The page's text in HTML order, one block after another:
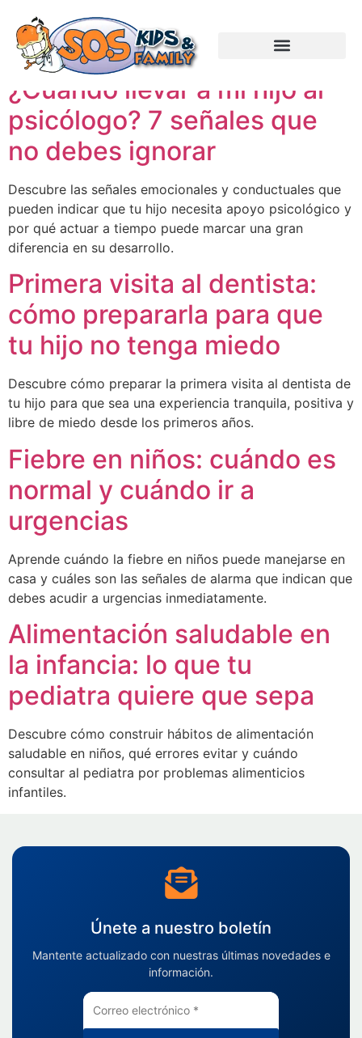
Etiquetas:SOS Kids
¿Cuándo llevar a mi hijo al
psicólogo? 7 señales que
no debes ignorar
Descubre las señales emocionales y conductuales que
pueden indicar que tu hijo necesita apoyo psicológico y
por qué actuar a tiempo puede marcar una gran
diferencia en su desarrollo.
Primera visita al dentista:
cómo prepararla para que
tu hijo no tenga miedo
Descubre cómo preparar la primera visita al dentista de
tu hijo para que sea una experiencia tranquila, positiva y
libre de miedo desde los primeros años.
Fiebre en niños: cuándo es
normal y cuándo ir a
urgencias
Aprende cuándo la fiebre en niños puede manejarse en
casa y cuáles son las señales de alarma que indican que
debes acudir a urgencias inmediatamente.
Alimentación saludable en
la infancia: lo que tu
pediatra quiere que sepa
Descubre cómo construir hábitos de alimentación
saludable en niños, qué errores evitar y cuándo
consultar al pediatra por problemas alimenticios
infantiles.
Únete a nuestro boletín
Mantente actualizado con nuestras últimas novedades e
información.